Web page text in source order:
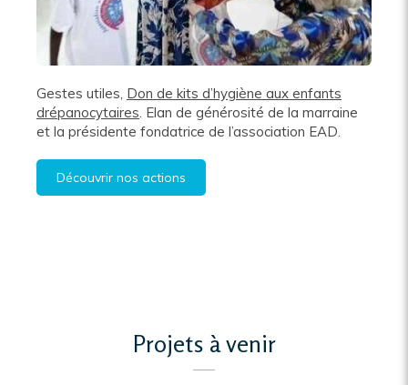
Gestes utiles, Don de kits d’hygiène aux enfants
drépanocytaires. Elan de générosité de la marraine
et la présidente fondatrice de l’association EAD.
Découvrir nos actions
Projets à venir